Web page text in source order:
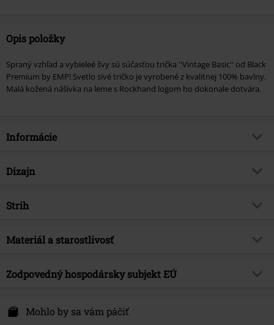
Opis položky
Spraný vzhľad a vybieleé švy sú súčasťou trička ''Vintage Basic'' od Black
Premium by EMP! Svetlo sivé tričko je vyrobené z kvalitnej 100% bavlny.
Malá kožená nášivka na leme s Rockhand logom ho dokonale dotvára.
Informácie
Tovar č.
Brand
Téma produktov
Základné, Oblečenie pre voľný čas
Dátum vydania
2/21/24
Dizajn
Typ výrobku
Spôsob prania
Detaily
Nášivka
Tvar goliera
Strih
Strih/vrchný diel
Materiál a starostlivosť
Vrchný materiál
100% bavlna
Basic tričko
Zodpovedný hospodársky subjekt EÚ
Darmer Esch 70 a
Mohlo by sa vám páčiť